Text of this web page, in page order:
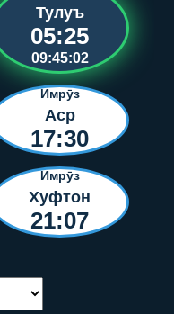
Тулуъ
05:25
09:45:02
Имрӯз
Аср
17:30
Имрӯз
Хуфтон
21:07